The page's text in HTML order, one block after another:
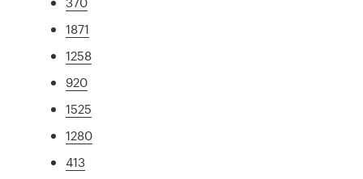
1871
1258
920
1525
1280
413